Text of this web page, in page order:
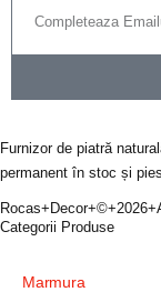
Furnizor de piatră
permanent în stoc și
Categorii Produse
Marmura